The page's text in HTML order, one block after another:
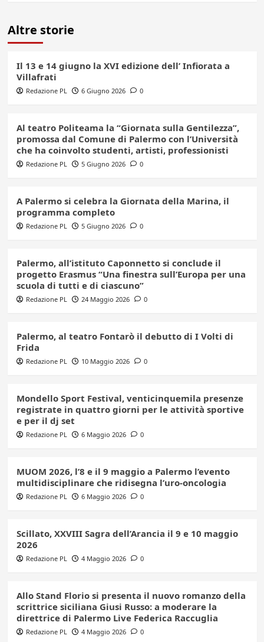
Altre storie
Il 13 e 14 giugno la XVI edizione dell’ Infiorata a
Villafrati
Redazione PL 6 Giugno 2026 0
Al teatro Politeama la “Giornata sulla Gentilezza”,
promossa dal Comune di Palermo con l’Università
che ha coinvolto studenti, artisti, professionisti
Redazione PL 5 Giugno 2026 0
A Palermo si celebra la Giornata della Marina, il
programma completo
Redazione PL 5 Giugno 2026 0
Palermo, all’istituto Caponnetto si conclude il
progetto Erasmus “Una finestra sull’Europa per una
scuola di tutti e di ciascuno”
Redazione PL 24 Maggio 2026 0
Palermo, al teatro Fontarò il debutto di I Volti di
Frida
Redazione PL 10 Maggio 2026 0
Mondello Sport Festival, venticinquemila presenze
registrate in quattro giorni per le attività sportive
e per il dj set
Redazione PL 6 Maggio 2026 0
MUOM 2026, l’8 e il 9 maggio a Palermo l’evento
multidisciplinare che ridisegna l’uro-oncologia
Redazione PL 6 Maggio 2026 0
Scillato, XXVIII Sagra dell’Arancia il 9 e 10 maggio
2026
Redazione PL 4 Maggio 2026 0
Allo Stand Florio si presenta il nuovo romanzo della
scrittrice siciliana Giusi Russo: a moderare la
direttrice di Palermo Live Federica Raccuglia
Redazione PL 4 Maggio 2026 0